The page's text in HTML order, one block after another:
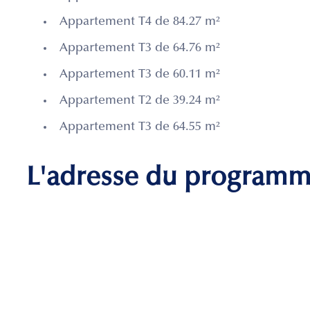
Appartement T4 de 84.27 m²
Appartement T3 de 64.76 m²
Appartement T3 de 60.11 m²
Appartement T2 de 39.24 m²
Appartement T3 de 64.55 m²
L'adresse du